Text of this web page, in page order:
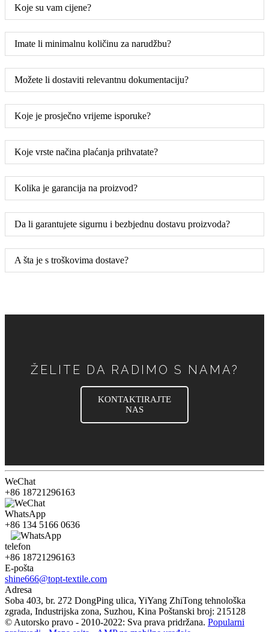
Koje su vam cijene?
Imate li minimalnu količinu za narudžbu?
Možete li dostaviti relevantnu dokumentaciju?
Koje je prosječno vrijeme isporuke?
Koje vrste načina plaćanja prihvatate?
Kolika je garancija na proizvod?
Da li garantujete sigurnu i bezbjednu dostavu proizvoda?
A šta je s troškovima dostave?
ŽELITE DA RADIMO S NAMA?
KONTAKTIRAJTE
NAS
WeChat
+86 18721296163
WhatsApp
+86 134 5166 0636
telefon
+86 18721296163
E-pošta
shine666@topt-textile.com
Adresa
Soba 403, br. 272 ​​DongPing ulica, YiYang ZhiTong tehnološka
zgrada, Industrijska zona, Suzhou, Kina Poštanski broj: 215128
© Autorsko pravo - 2010-2022: Sva prava pridržana. Popularni